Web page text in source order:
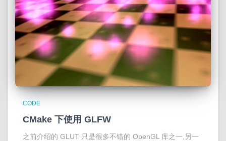
CODE
CMake 下使用 GLFW
之前介绍的 GLUT 只是很多不错的 OpenGL 库之一,另一